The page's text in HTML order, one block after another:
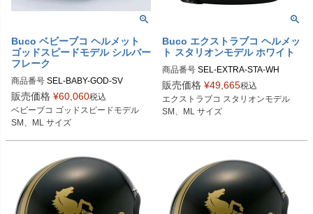
Buco ベビーブコ ヘルメット
ゴッドスピードモデル シルバー
フレーク
商品番号 SEL-BABY-GOD-SV
SMサイズ商品コード：0107BBCGS
083
084
Buco（ブコ）
販売価格 ¥60,060税込
ベビーブコ ゴッドスピードモデル
SM、ML サイズ
Buco エクストラブコ ヘルメッ
ト スタリオンモデル ホワイト
商品番号 SEL-EXTRA-STA-WH
Lサイズ商品コード：0107EBCST01
5
販売価格 ¥49,665税込
エクストラブコ スタリオンモデル
SM、ML サイズ